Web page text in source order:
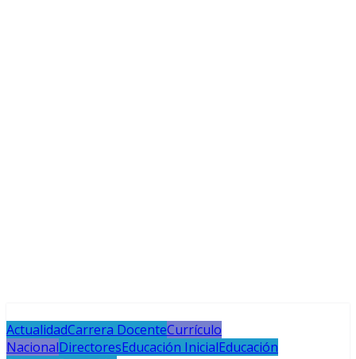
ActualidadCarrera DocenteCurrículo
NacionalDirectoresEducación InicialEducación